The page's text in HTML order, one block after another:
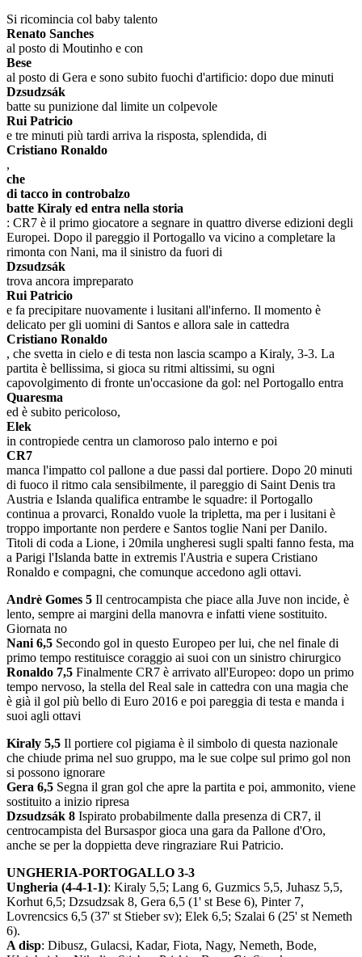
Si ricomincia col baby talento
Renato Sanches
al posto di Moutinho e con
Bese
al posto di Gera e sono subito fuochi d'artificio: dopo due minuti
Dzsudzsák
batte su punizione dal limite un colpevole
Rui Patricio
e tre minuti più tardi arriva la risposta, splendida, di
Cristiano Ronaldo
,
che
di tacco in controbalzo
batte Kiraly ed entra nella storia
: CR7 è il primo giocatore a segnare in quattro diverse edizioni degli
Europei. Dopo il pareggio il Portogallo va vicino a completare la
rimonta con Nani, ma il sinistro da fuori di
Dzsudzsák
trova ancora impreparato
Rui Patricio
e fa precipitare nuovamente i lusitani all'inferno. Il momento è
delicato per gli uomini di Santos e allora sale in cattedra
Cristiano Ronaldo
, che svetta in cielo e di testa non lascia scampo a Kiraly, 3-3. La
partita è bellissima, si gioca su ritmi altissimi, su ogni
capovolgimento di fronte un'occasione da gol: nel Portogallo entra
Quaresma
ed è subito pericoloso,
Elek
in contropiede centra un clamoroso palo interno e poi
CR7
manca l'impatto col pallone a due passi dal portiere. Dopo 20 minuti
di fuoco il ritmo cala sensibilmente, il pareggio di Saint Denis tra
Austria e Islanda qualifica entrambe le squadre: il Portogallo
continua a provarci, Ronaldo vuole la tripletta, ma per i lusitani è
troppo importante non perdere e Santos toglie Nani per Danilo.
Titoli di coda a Lione, i 20mila ungheresi sugli spalti fanno festa, ma
a Parigi l'Islanda batte in extremis l'Austria e supera Cristiano
Ronaldo e compagni, che comunque accedono agli ottavi.
Andrè Gomes 5 Il centrocampista che piace alla Juve non incide, è
lento, sempre ai margini della manovra e infatti viene sostituito.
Giornata no
Nani 6,5 Secondo gol in questo Europeo per lui, che nel finale di
primo tempo restituisce coraggio ai suoi con un sinistro chirurgico
Ronaldo 7,5 Finalmente CR7 è arrivato all'Europeo: dopo un primo
tempo nervoso, la stella del Real sale in cattedra con una magia che
è già il gol più bello di Euro 2016 e poi pareggia di testa e manda i
suoi agli ottavi
Kiraly 5,5 Il portiere col pigiama è il simbolo di questa nazionale
che chiude prima nel suo gruppo, ma le sue colpe sul primo gol non
si possono ignorare
Gera 6,5 Segna il gran gol che apre la partita e poi, ammonito, viene
sostituito a inizio ripresa
Dzsudzsák 8 Ispirato probabilmente dalla presenza di CR7, il
centrocampista del Bursaspor gioca una gara da Pallone d'Oro,
anche se per la doppietta deve ringraziare Rui Patricio.
UNGHERIA-PORTOGALLO 3-3
Ungheria (4-4-1-1): Kiraly 5,5; Lang 6, Guzmics 5,5, Juhasz 5,5,
Korhut 6,5; Dzsudzsak 8, Gera 6,5 (1' st Bese 6), Pinter 7,
Lovrencsics 6,5 (37' st Stieber sv); Elek 6,5; Szalai 6 (25' st Nemeth
6).
A disp: Dibusz, Gulacsi, Kadar, Fiota, Nagy, Nemeth, Bode,